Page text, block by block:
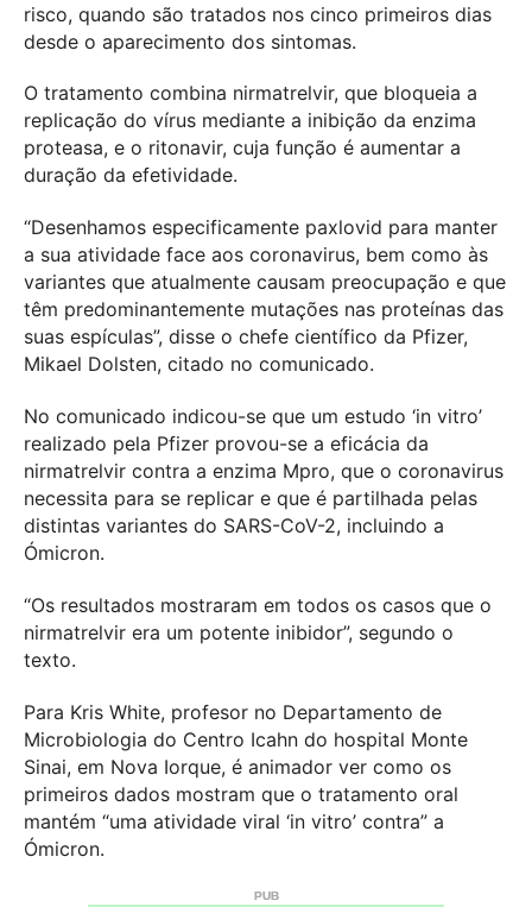
risco, quando são tratados nos cinco primeiros dias
desde o aparecimento dos sintomas.
O tratamento combina nirmatrelvir, que bloqueia a
replicação do vírus mediante a inibição da enzima
proteasa, e o ritonavir, cuja função é aumentar a
duração da efetividade.
“Desenhamos especificamente paxlovid para manter
a sua atividade face aos coronavirus, bem como às
variantes que atualmente causam preocupação e que
têm predominantemente mutações nas proteínas das
suas espículas”, disse o chefe científico da Pfizer,
Mikael Dolsten, citado no comunicado.
No comunicado indicou-se que um estudo ‘in vitro’
realizado pela Pfizer provou-se a eficácia da
nirmatrelvir contra a enzima Mpro, que o coronavirus
necessita para se replicar e que é partilhada pelas
distintas variantes do SARS-CoV-2, incluindo a
Ómicron.
“Os resultados mostraram em todos os casos que o
nirmatrelvir era um potente inibidor”, segundo o
texto.
Para Kris White, profesor no Departamento de
Microbiologia do Centro Icahn do hospital Monte
Sinai, em Nova Iorque, é animador ver como os
primeiros dados mostram que o tratamento oral
mantém “uma atividade viral ‘in vitro’ contra” a
Ómicron.